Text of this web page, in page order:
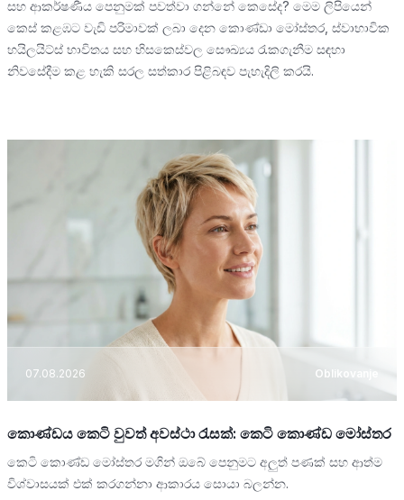
සහ ආකර්ෂණීය පෙනුමක් පවත්වා ගන්නේ කෙසේද? මෙම ලිපියෙන්
කෙස් කළඹට වැඩි පරිමාවක් ලබා දෙන කොණ්ඩා මෝස්තර, ස්වාභාවික
හයිලයිට්ස් භාවිතය සහ හිසකෙස්වල සෞඛ්‍යය රැකගැනීම සඳහා
නිවසේදීම කළ හැකි සරල සත්කාර පිළිබඳව පැහැදිලි කරයි.
07.08.2026 Oblikovanje
කොණ්ඩය කෙටි වුවත් අවස්ථා රැසක්: කෙටි කොණ්ඩ මෝස්තර
කෙටි කොණ්ඩ මෝස්තර මගින් ඔබේ පෙනුමට අලුත් පණක් සහ ආත්ම
විශ්වාසයක් එක් කරගන්නා ආකාරය සොයා බලන්න.